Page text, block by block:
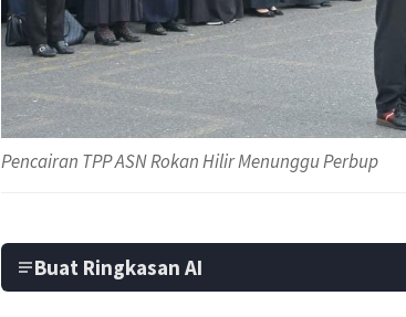
Pencairan TPP ASN Rokan Hilir Menunggu Perbup
Buat Ringkasan AI